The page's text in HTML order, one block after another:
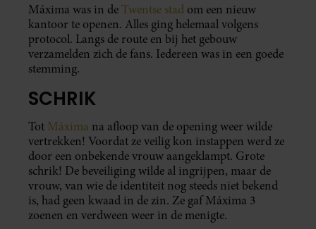
Máxima was in de Twentse stad om een nieuw
kantoor te openen. Alles ging helemaal volgens
protocol. Langs de route en bij het gebouw
verzamelden zich de fans. Iedereen was in een goede
stemming.
SCHRIK
Tot Máxima na afloop van de opening weer wilde
vertrekken! Voordat ze veilig kon instappen werd ze
door een onbekende vrouw aangeklampt. Grote
schrik! De beveiliging wilde al ingrijpen, maar de
vrouw, van wie de identiteit nog steeds niet bekend
is, had geen kwaad in de zin. Ze gaf Máxima 3
zoenen en verdween weer in de menigte.